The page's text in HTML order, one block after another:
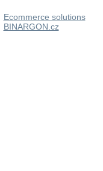
Ecommerce solutions
BINARGON.cz